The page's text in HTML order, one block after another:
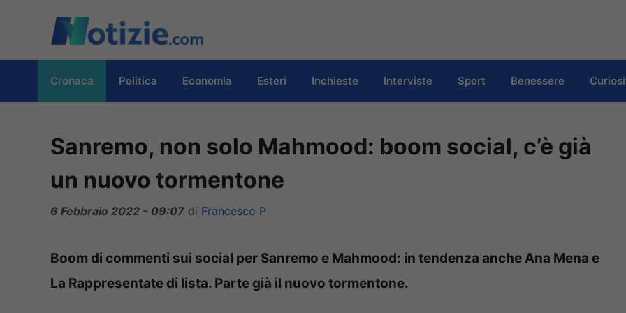
contenuto
Cronaca Politica Economia Esteri Inchieste Interviste Sport Benessere
Sanremo, non solo Mahmood: boom social, c’è già
un nuovo tormentone
6 Febbraio 2022 - 09:07 di Francesco P
Boom di commenti sui social per Sanremo e Mahmood: in tendenza anche Ana Mena e
La Rappresentate di lista. Parte già il nuovo tormentone.